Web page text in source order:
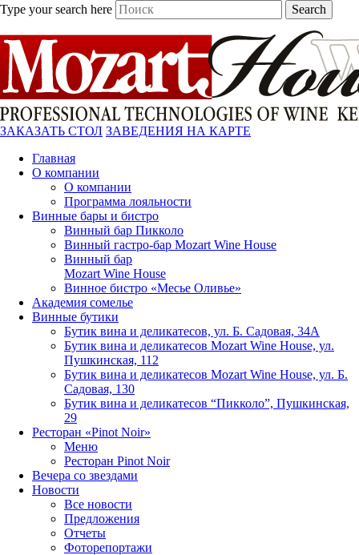
Type your search here Search
ЗАКАЗАТЬ СТОЛ ЗАВЕДЕНИЯ НА КАРТЕ
Главная
О компании
О компании
Программа лояльности
Винные бары и бистро
Винный бар Пикколо
Винный гастро-бар Mozart Wine House
Винный бар
Mozart Wine House
Винное бистро «Месье Оливье»
Академия сомелье
Винные бутики
Бутик вина и деликатесов, ул. Б. Садовая, 34А
Бутик вина и деликатесов Mozart Wine House, ул.
Пушкинская, 112
Бутик вина и деликатесов Mozart Wine House, ул. Б.
Садовая, 130
Бутик вина и деликатесов “Пикколо”, Пушкинская,
29
Ресторан «Pinot Noir»
Меню
Ресторан Pinot Noir
Вечера со звездами
Новости
Все новости
Предложения
Отчеты
Фоторепортажи